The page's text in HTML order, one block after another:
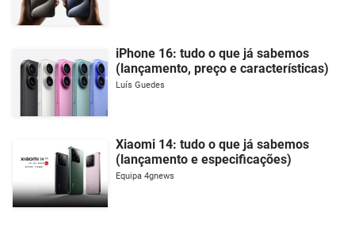
iPhone 16: tudo o que já sabemos
(lançamento, preço e características)
Luís Guedes
Xiaomi 14: tudo o que já sabemos
(lançamento e especificações)
Equipa 4gnews